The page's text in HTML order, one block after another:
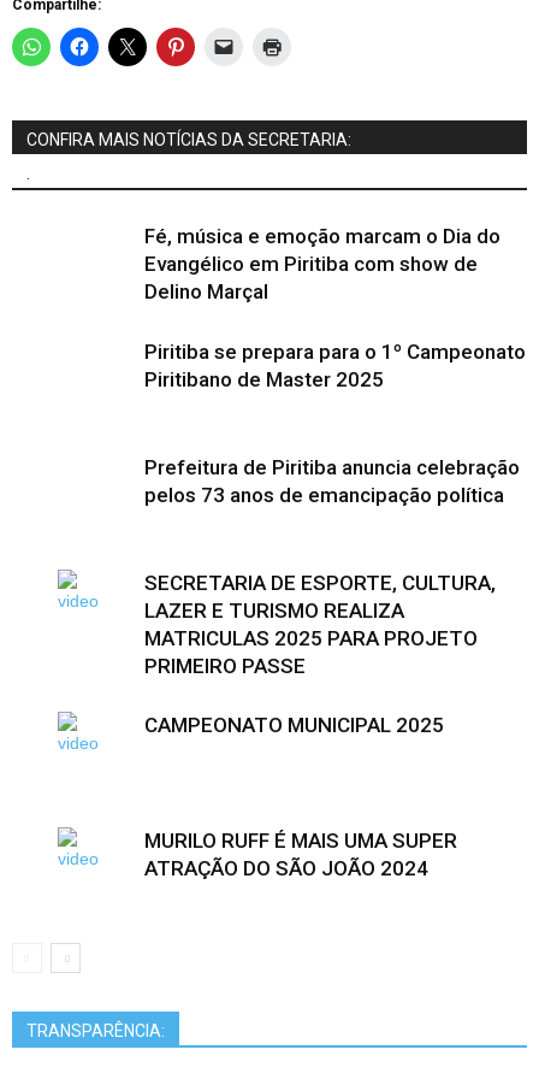
Compartilhe:
CONFIRA MAIS NOTÍCIAS DA SECRETARIA:
.
Fé, música e emoção marcam o Dia do
Evangélico em Piritiba com show de
Delino Marçal
Piritiba se prepara para o 1º Campeonato
Piritibano de Master 2025
Prefeitura de Piritiba anuncia celebração
pelos 73 anos de emancipação política
SECRETARIA DE ESPORTE, CULTURA,
LAZER E TURISMO REALIZA
MATRICULAS 2025 PARA PROJETO
PRIMEIRO PASSE
CAMPEONATO MUNICIPAL 2025
MURILO RUFF É MAIS UMA SUPER
ATRAÇÃO DO SÃO JOÃO 2024
TRANSPARÊNCIA: